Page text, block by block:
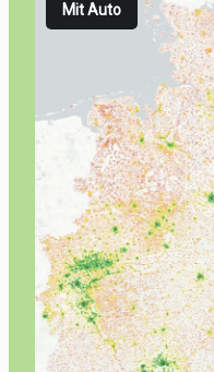
Mit Auto